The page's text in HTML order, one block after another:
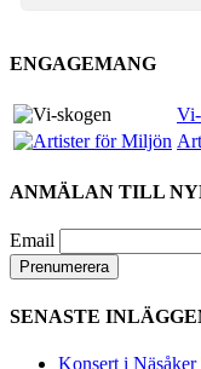
Den 5
ENGAGEMANG
ANMÄLAN TILL
Email
SENASTE
Konsert i Näsåker